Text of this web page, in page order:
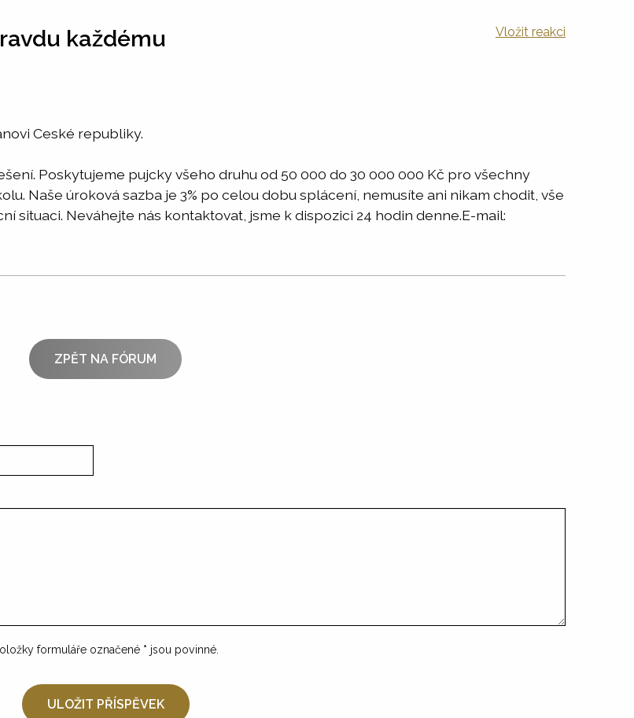
každému
Vložit reakci
Ceské republiky.
Poskytujeme pujcky všeho druhu od 50 000 do 30 000 000 Kč pro všechny
Naše úroková sazba je 3% po celou dobu splácení, nemusíte ani nikam chodit, vše
situaci. Neváhejte nás kontaktovat, jsme k dispozici 24 hodin denne.E-mail:
ZPĚT NA FÓRUM
formuláře označené * jsou povinné.